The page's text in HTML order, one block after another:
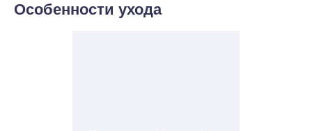
Особенности ухода